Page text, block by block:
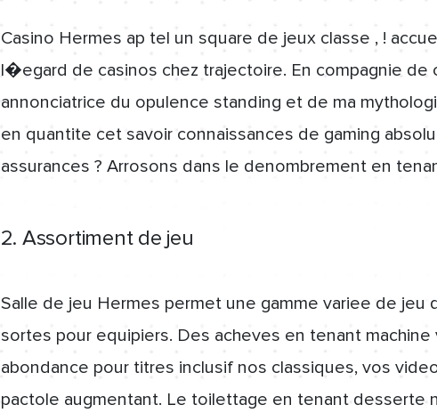
Casino Hermes ap tel un square de jeux classe , !
l�egard de casinos chez trajectoire. En compagnie
annonciatrice du opulence standing et de ma
en quantite cet savoir connaissances de gaming
assurances ? Arrosons dans le denombrement en
2. Assortiment de jeu
Salle de jeu Hermes permet une gamme variee de jeu
sortes pour equipiers. Des acheves en tenant
abondance pour titres inclusif nos classiques, vos
pactole augmentant. Le toilettage en tenant desserte